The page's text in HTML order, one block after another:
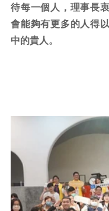
待每一個人，理事長
會能夠有更多的人得
中的貴人。